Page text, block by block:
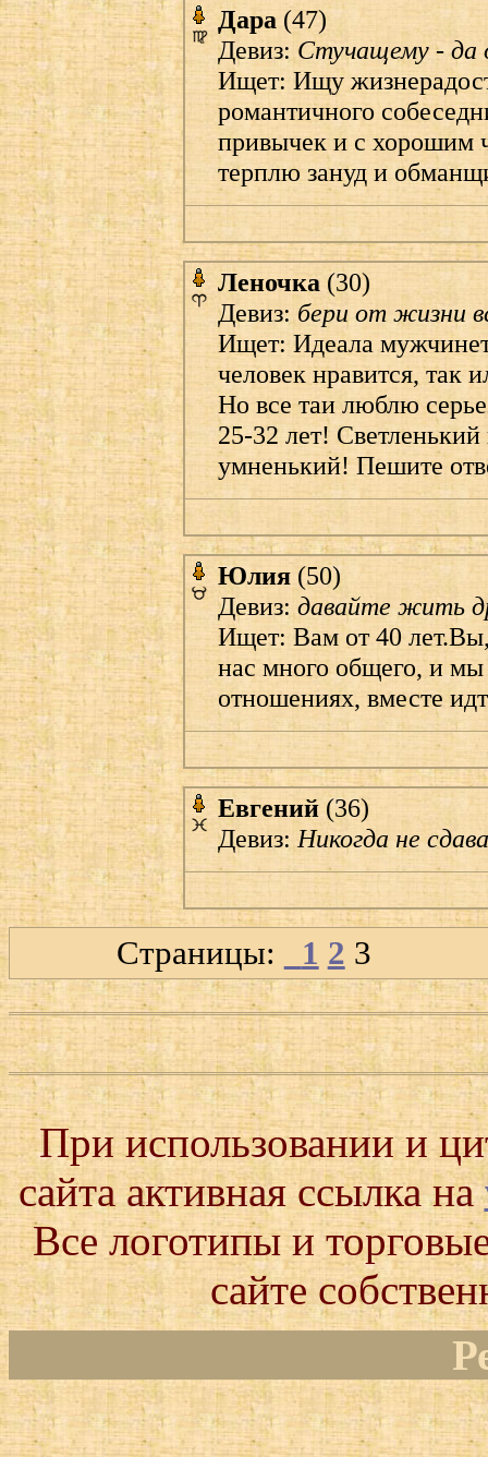
Дара (47)
Девиз:Стучащему - да
Ищет: Ищу
романтичного
привычек и с хорошим
терплю зануд и
Леночка (30)
Девиз:бери от жизни
Ищет: Идеала
человек нравится, так
Но все таи люблю
25-32 лет!
умненький! Пешите
Юлия (50)
Девиз:давайте жить
Ищет: Вам от 40
нас много общего, и
отношениях, вместе
Евгений (36)
Девиз:Никогда не
Страницы: 1 2 3
При использовании и
сайта активная ссылка на
Все логотипы и
сайте